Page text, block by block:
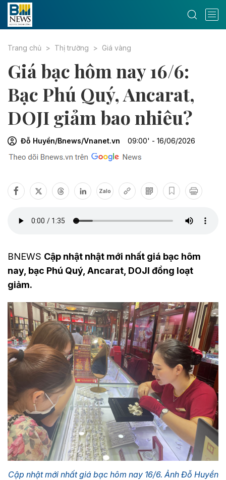
Trang chủ Thị trường Giá vàng
Giá bạc hôm nay 16/6:
Bạc Phú Quý, Ancarat,
DOJI giảm bao nhiêu?
Đỗ Huyền/Bnews/Vnanet.vn 09:00' - 16/06/2026
Zalo
BNEWS Cập nhật nhật mới nhất giá bạc hôm
nay, bạc Phú Quý, Ancarat, DOJI đồng loạt
giảm.
Cập nhật mới nhất giá bạc hôm nay 16/6. Ảnh Đỗ Huyền